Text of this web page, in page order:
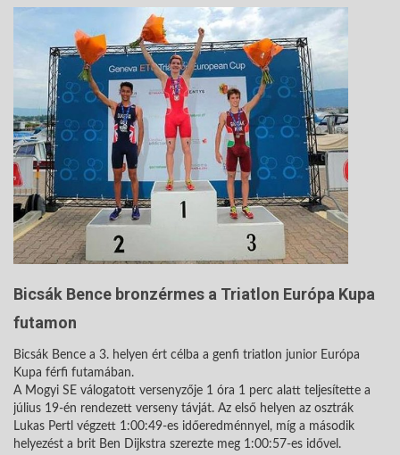
Bicsák Bence bronzérmes a Triatlon Európa Kupa
futamon
Bicsák Bence a 3. helyen ért célba a genfi triatlon junior Európa
Kupa férfi futamában.
A Mogyi SE válogatott versenyzője 1 óra 1 perc alatt teljesítette a
július 19-én rendezett verseny távját. Az első helyen az osztrák
Lukas Pertl végzett 1:00:49-es időeredménnyel, míg a második
helyezést a brit Ben Dijkstra szerezte meg 1:00:57-es idővel.